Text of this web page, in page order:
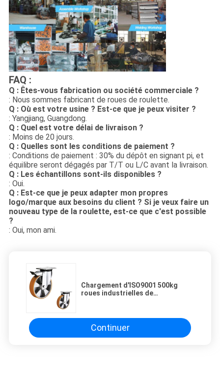
FAQ :
Q : Êtes-vous fabrication ou société commerciale ?
: Nous sommes fabricant de roues de roulette.
Q : Où est votre usine ? Est-ce que je peux visiter ?
: Yangjiang, Guangdong.
Q : Quel est votre délai de livraison ?
: Moins de 20 jours.
Q : Quelles sont les conditions de paiement ?
: Conditions de paiement : 30% du dépôt en signant pi, et
équilibre seront dégagés par T/T ou L/C avant la livraison.
Q : Les échantillons sont-ils disponibles ?
: Oui.
Q : Est-ce que je peux adapter mon propres
logo/marque aux besoins du client ? Si je veux faire un
nouveau type de la roulette, est-ce que c'est possible
?
: Oui, mon ami.
Chargement d'ISO9001 500kg
roues industrielles de
Continuer